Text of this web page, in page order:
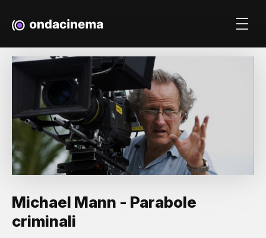
Michael Mann - Parabole
criminali